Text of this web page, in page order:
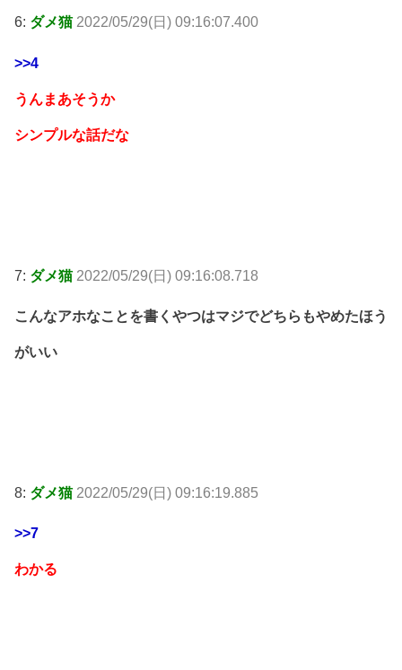
6: ダメ猫 2022/05/29(日) 09:16:07.400
>>4
うんまあそうか
シンプルな話だな
7: ダメ猫 2022/05/29(日) 09:16:08.718
こんなアホなことを書くやつはマジでどちらもやめたほう
がいい
8: ダメ猫 2022/05/29(日) 09:16:19.885
>>7
わかる